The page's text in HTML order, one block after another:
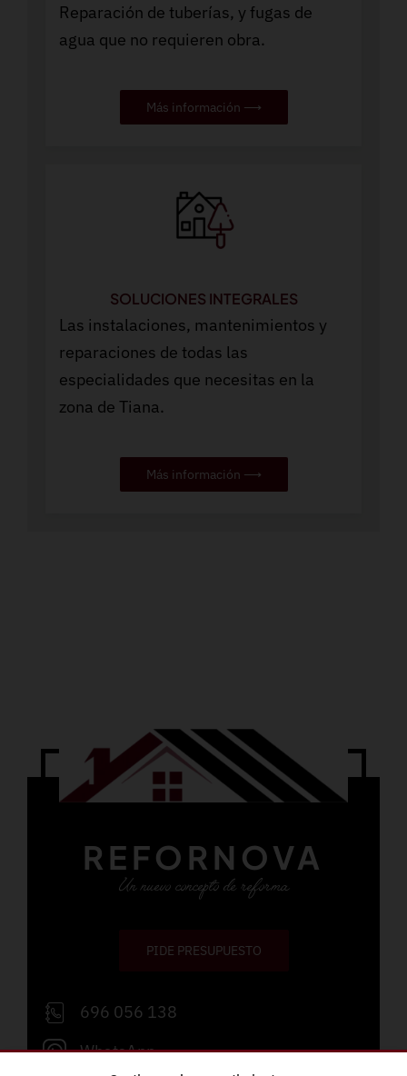
Reparación de tuberías, y fugas de
agua que no requieren obra.
Más información ⟶
SOLUCIONES INTEGRALES
Las instalaciones, mantenimientos y
reparaciones de todas las
especialidades que necesitas en la
zona de Tiana.
Más información ⟶
REFORNOVA
Un nuevo concepto de reforma
PIDE PRESUPUESTO
696 056 138
WhatsApp